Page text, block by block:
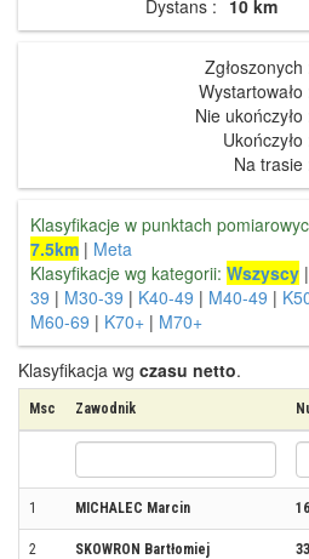
Dystans : 10 km
Zgłoszonych
Wystartowało
Nie ukończyło
Ukończyło
Na trasie
Klasyfikacje w punktach
7.5km | Meta
Klasyfikacje wg kategorii: Wszyscy |
39 | M30-39 | K40-49 | M40-49 |
M60-69 | K70+ | M70+
Klasyfikacja wg czasu netto.
Msc Zawodnik
1 MICHALEC Marcin
2 SKOWRON Bartłomiej 33